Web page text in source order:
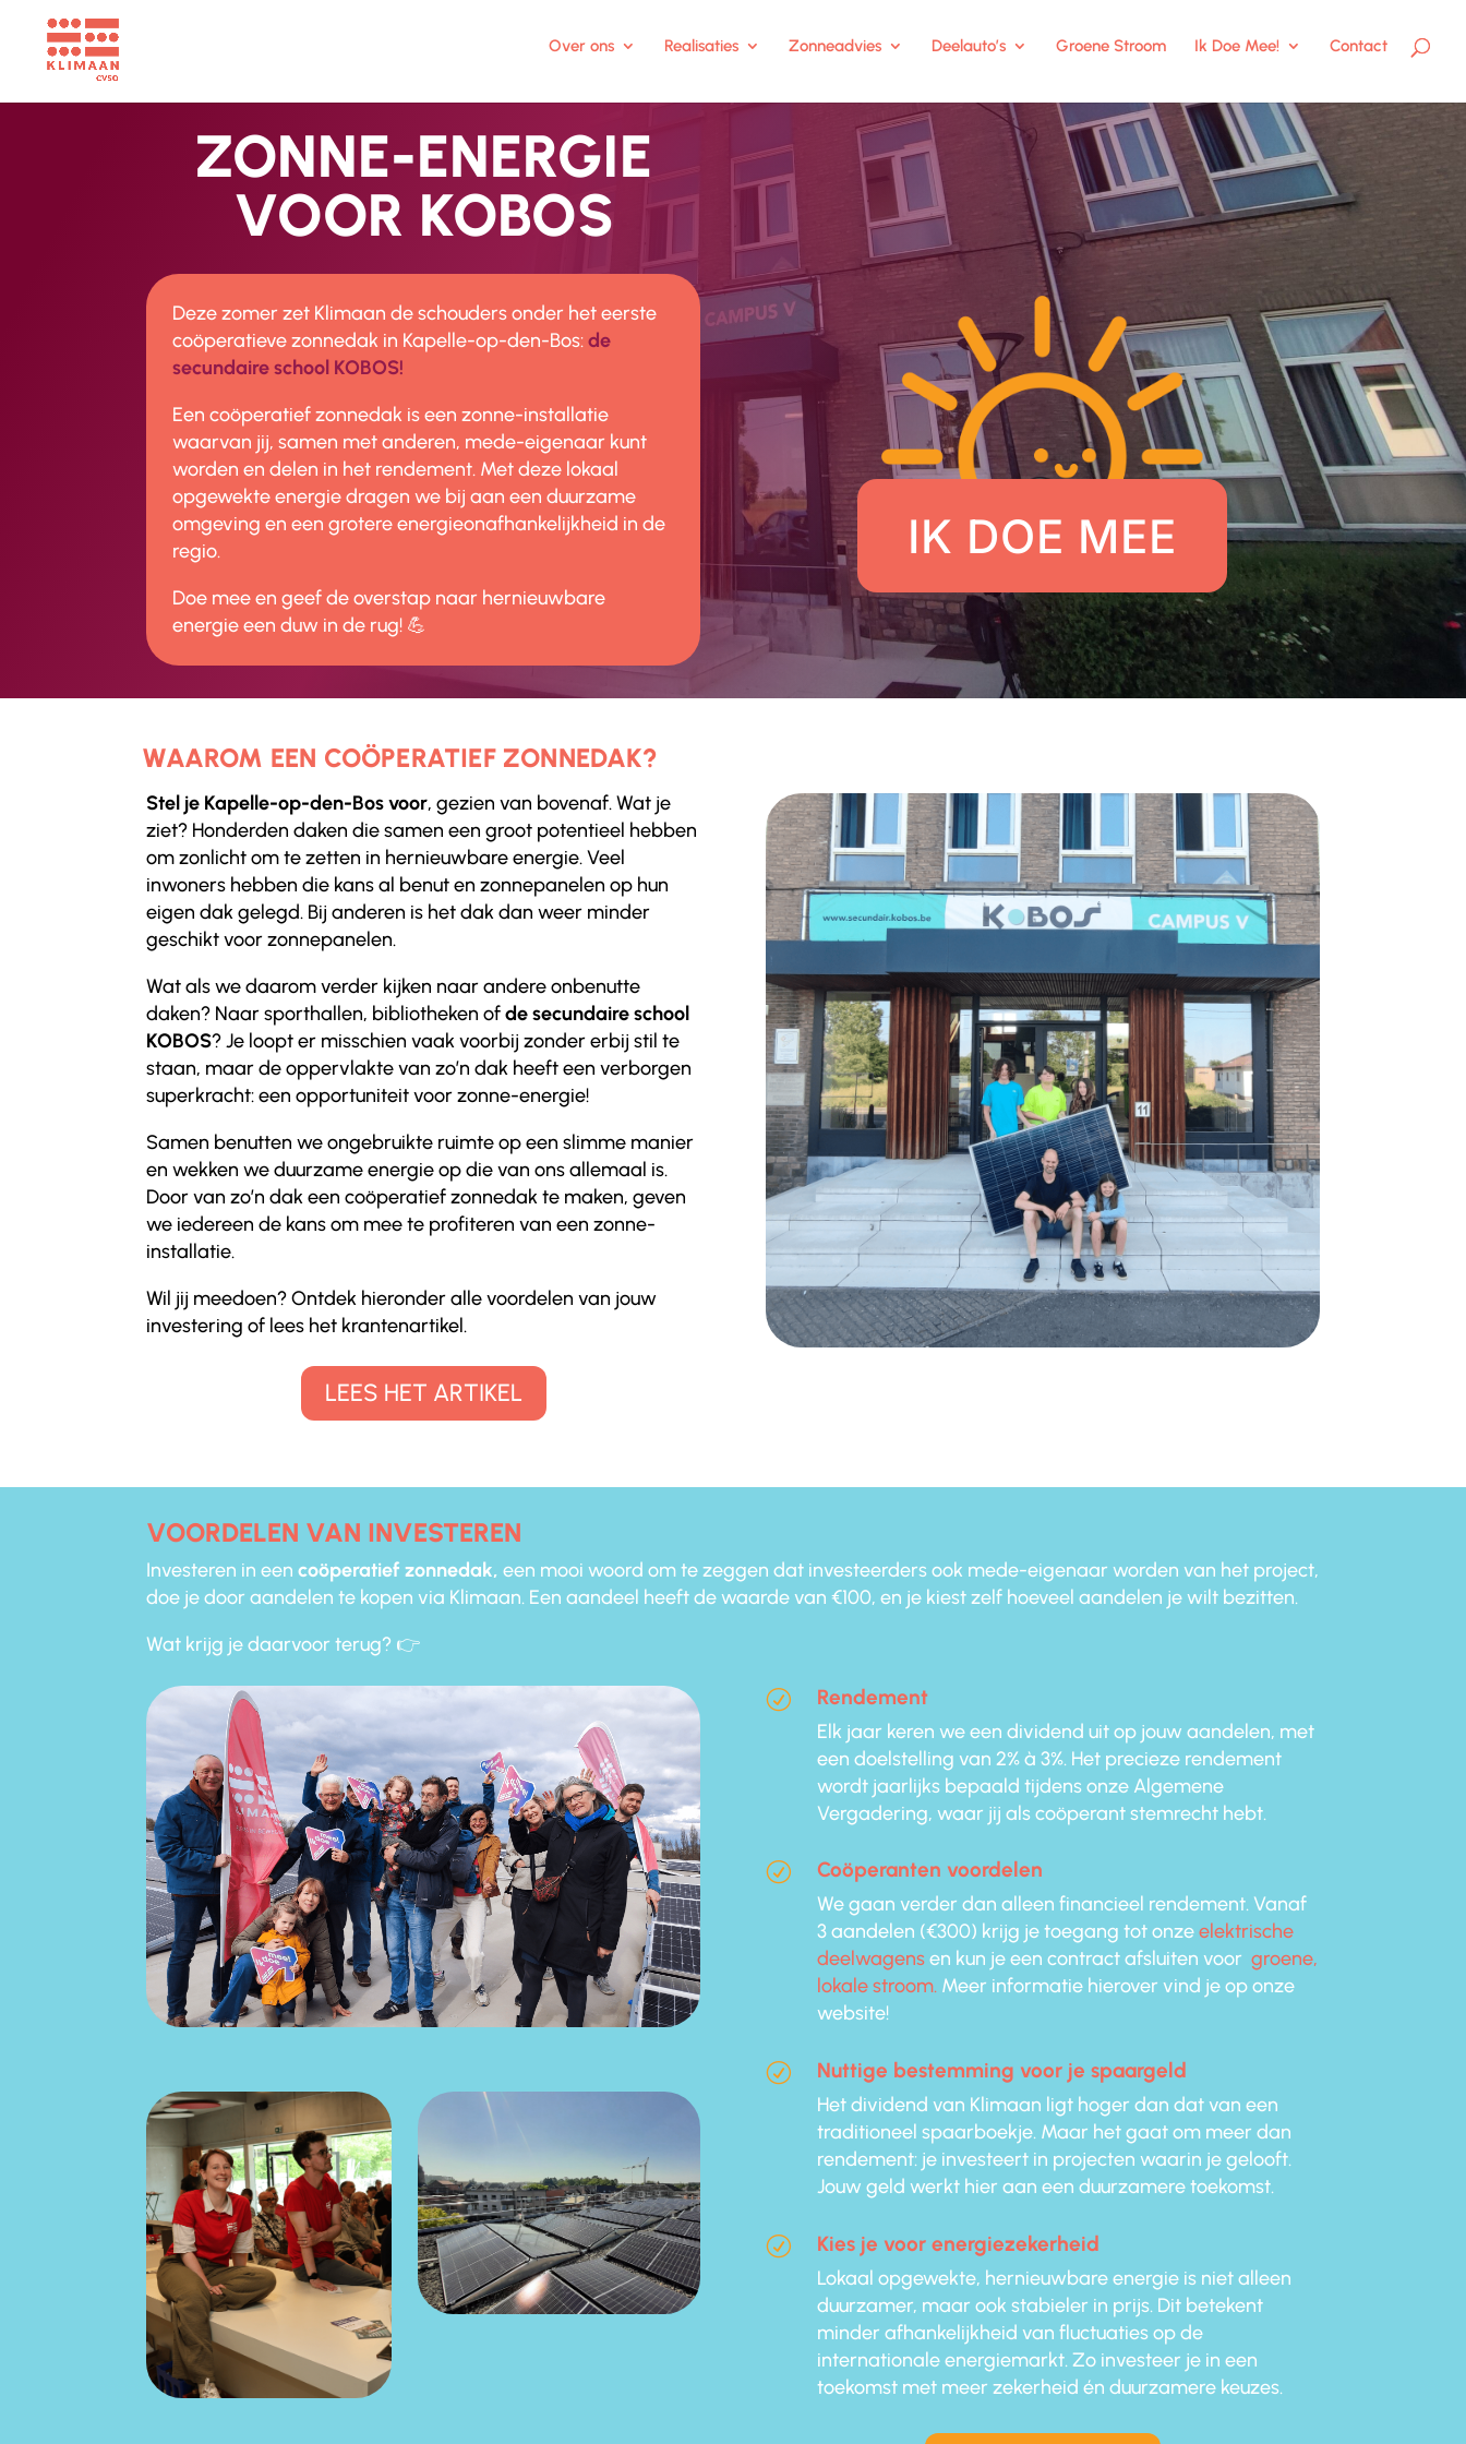
Over ons Realisaties Zonneadvies Deelauto’s Groene Stroom Ik Doe Mee! Contact
ZONNE-ENERGIE
VOOR KOBOS
Deze zomer zet Klimaan de schouders onder het eerste
coöperatieve zonnedak in Kapelle-op-den-Bos: de
secundaire school KOBOS!
Een coöperatief zonnedak is een zonne-installatie
waarvan jij, samen met anderen, mede-eigenaar kunt
worden en delen in het rendement. Met deze lokaal
opgewekte energie dragen we bij aan een duurzame
omgeving en een grotere energieonafhankelijkheid in de
regio.
Doe mee en geef de overstap naar hernieuwbare
energie een duw in de rug! 💪
IK DOE MEE
WAAROM EEN COÖPERATIEF ZONNEDAK?
Stel je Kapelle-op-den-Bos voor, gezien van bovenaf. Wat je
ziet? Honderden daken die samen een groot potentieel hebben
om zonlicht om te zetten in hernieuwbare energie. Veel
inwoners hebben die kans al benut en zonnepanelen op hun
eigen dak gelegd. Bij anderen is het dak dan weer minder
geschikt voor zonnepanelen.
Wat als we daarom verder kijken naar andere onbenutte
daken? Naar sporthallen, bibliotheken ofde secundaire school
KOBOS? Je loopt er misschien vaak voorbij zonder erbij stil te
staan, maar de oppervlakte van zo’n dak heeft een verborgen
superkracht: een opportuniteit voor zonne-energie!
Samen benutten we ongebruikte ruimte op een slimme manier
en wekken we duurzame energie op die van ons allemaal is.
Door van zo’n dak een coöperatief zonnedak te maken, geven
we iedereen de kans om mee te profiteren van een zonne-
installatie.
Wil jij meedoen? Ontdek hieronder alle voordelen van jouw
investering of lees het krantenartikel.
LEES HET ARTIKEL
VOORDELEN VAN INVESTEREN
Investeren in eencoöperatief zonnedak, een mooi woord om te zeggen dat investeerders ook mede-eigenaar worden van het project,
doe je door aandelen te kopen via Klimaan. Een aandeel heeft de waarde van €100, en je kiest zelf hoeveel aandelen je wilt bezitten.
Wat krijg je daarvoor terug? 👉
R Rendement
Elk jaar keren we een dividend uit op jouw aandelen, met
een doelstelling van 2% à 3%. Het precieze rendement
wordt jaarlijks bepaald tijdens onze Algemene
Vergadering, waar jij als coöperant stemrecht hebt.
R Coöperanten voordelen
We gaan verder dan alleen financieel rendement. Vanaf
3 aandelen (€300) krijg je toegang tot onze elektrische
deelwagensen kun je een contract afsluiten voor groene,
lokale stroom. Meer informatie hierover vind je op onze
website!
R Nuttige bestemming voor je spaargeld
Het dividend van Klimaan ligt hoger dan dat van een
traditioneel spaarboekje. Maar het gaat om meer dan
rendement: je investeert in projecten waarin je gelooft.
Jouw geld werkt hier aan een duurzamere toekomst.
R Kies je voor energiezekerheid
Lokaal opgewekte, hernieuwbare energie is niet alleen
duurzamer, maar ook stabieler in prijs. Dit betekent
minder afhankelijkheid van fluctuaties op de
internationale energiemarkt. Zo investeer je in een
toekomst met meer zekerheid én duurzamere keuzes.